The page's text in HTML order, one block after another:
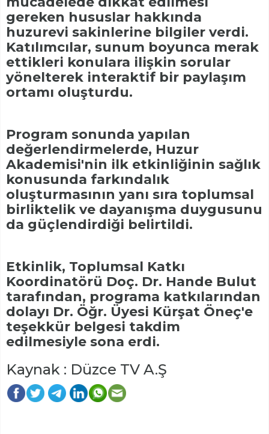
gereken hususlar hakkında
huzurevi sakinlerine bilgiler verdi.
Katılımcılar, sunum boyunca merak
ettikleri konulara ilişkin sorular
yönelterek interaktif bir paylaşım
ortamı oluşturdu.
Program sonunda yapılan
değerlendirmelerde, Huzur
Akademisi'nin ilk etkinliğinin sağlık
konusunda farkındalık
oluşturmasının yanı sıra toplumsal
birliktelik ve dayanışma duygusunu
da güçlendirdiği belirtildi.
Etkinlik, Toplumsal Katkı
Koordinatörü Doç. Dr. Hande Bulut
tarafından, programa katkılarından
dolayı Dr. Öğr. Üyesi Kürşat Öneç'e
teşekkür belgesi takdim
edilmesiyle sona erdi.
Kaynak : Düzce TV A.Ş